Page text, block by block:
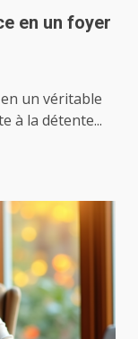
en un foyer
un véritable
à la détente...